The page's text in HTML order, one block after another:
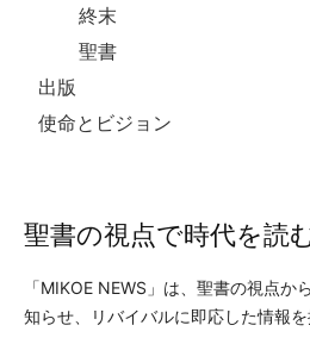
終末
聖書
出版
使命とビジョン
聖書の視点で時代を読
「MIKOE NEWS」は、聖書の視点か
知らせ、リバイバルに即応した情報を